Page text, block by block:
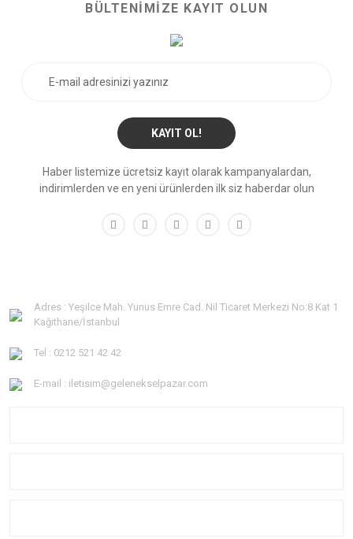
BÜLTENİMİZE KAYIT OLUN
KAYIT OL!
Haber listemize ücretsiz kayıt olarak kampanyalardan,
indirimlerden ve en yeni ürünlerden ilk siz haberdar olun
Adres : Yeşilce Mah. Yunus Emre Cad. Nil Ticaret Merkezi No:8 Kat 1
Kağıthane/İstanbul
Tel : 0212 521 42 42
E-mail : iletisim@gelenekselpazar.com